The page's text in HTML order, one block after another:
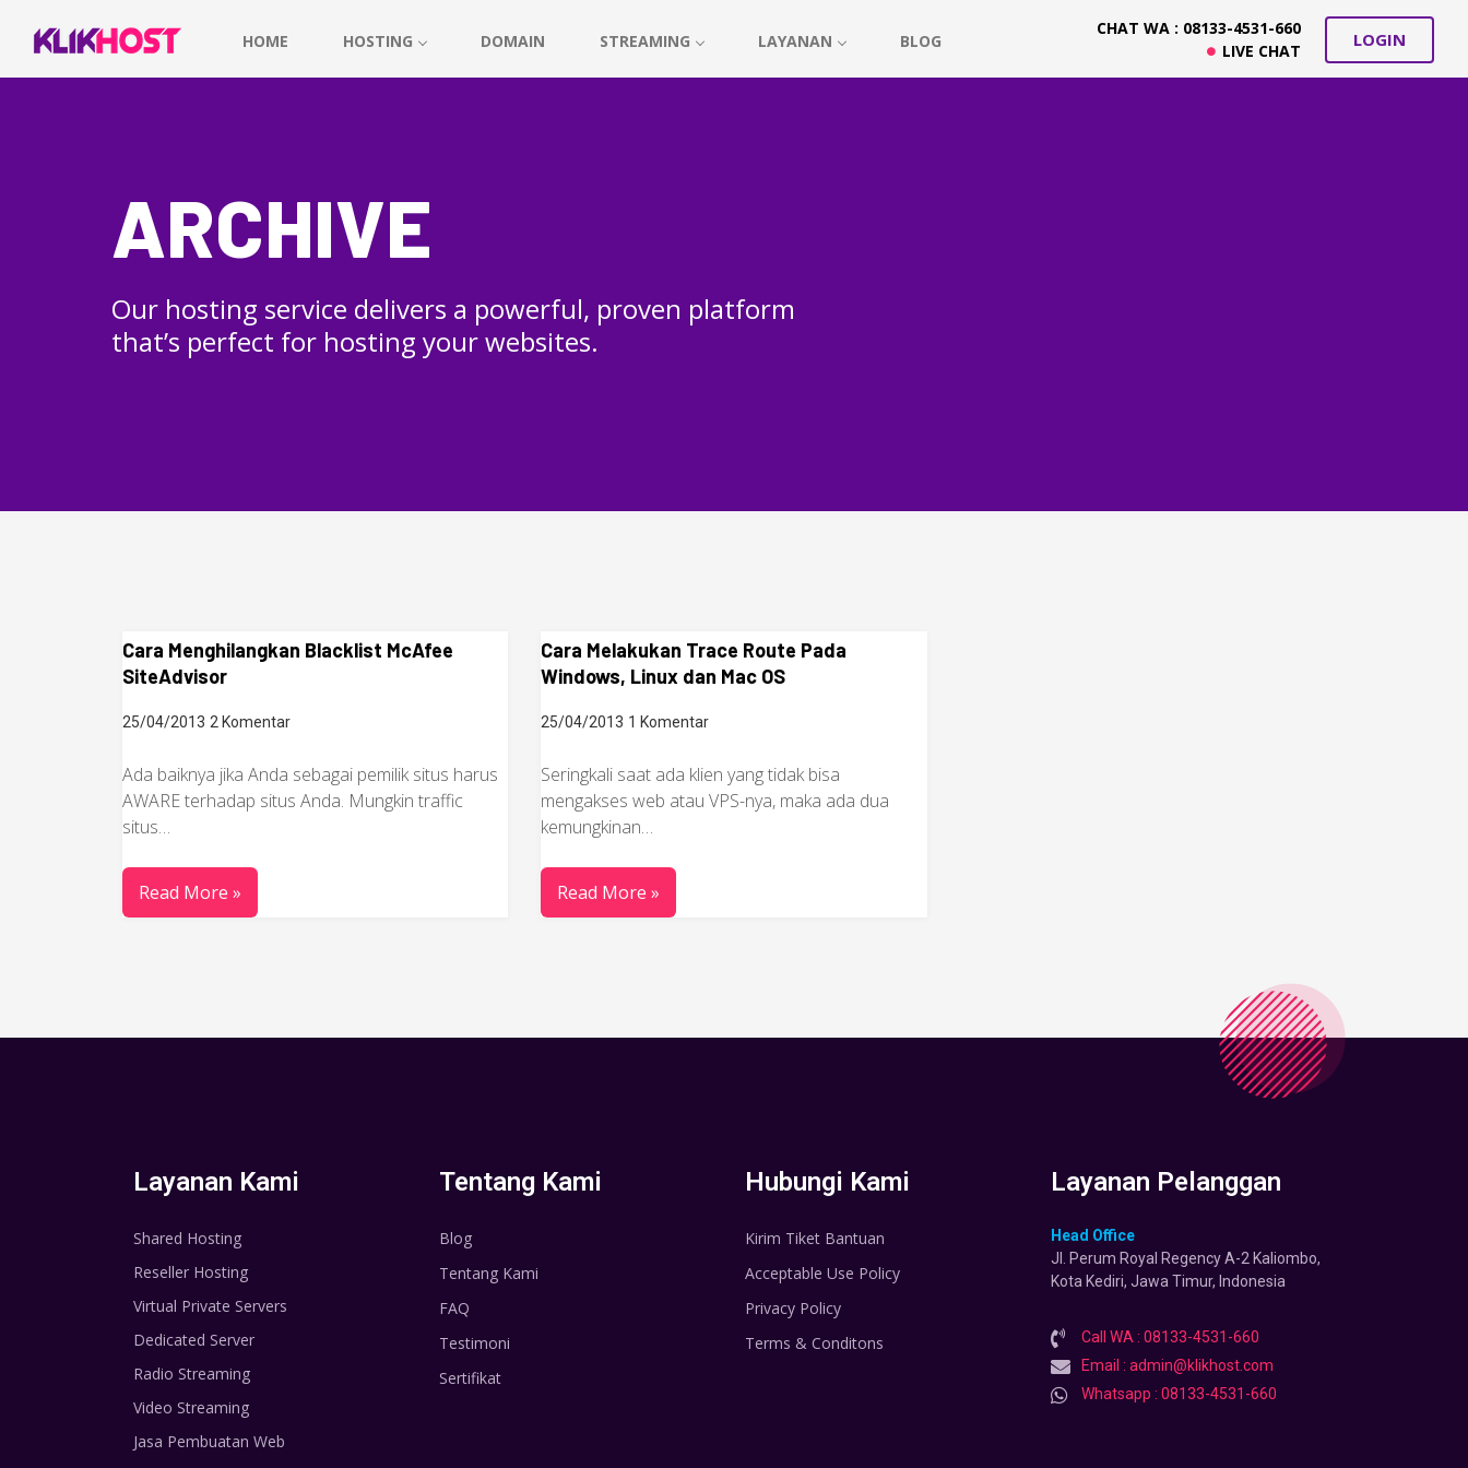
HOME HOSTING DOMAIN STREAMING LAYANAN BLOG
CHAT WA : 08133-4531-660
LIVE CHAT
LOGIN
ARCHIVE
Our hosting service delivers a powerful, proven platform
that’s perfect for hosting your websites.
Cara Menghilangkan Blacklist McAfee
SiteAdvisor
25/04/2013 2 Komentar
Ada baiknya jika Anda sebagai pemilik situs harus
AWARE terhadap situs Anda. Mungkin traffic
situs…
Read More »
Cara Melakukan Trace Route Pada
Windows, Linux dan Mac OS
25/04/2013 1 Komentar
Seringkali saat ada klien yang tidak bisa
mengakses web atau VPS-nya, maka ada dua
kemungkinan…
Read More »
Layanan Kami
Shared Hosting
Reseller Hosting
Virtual Private Servers
Dedicated Server
Radio Streaming
Video Streaming
Jasa Pembuatan Web
Tentang Kami
Blog
Tentang Kami
FAQ
Testimoni
Sertifikat
Hubungi Kami
Kirim Tiket Bantuan
Acceptable Use Policy
Privacy Policy
Terms & Conditons
Layanan Pelanggan
Head Office
Jl. Perum Royal Regency A-2 Kaliombo,
Kota Kediri, Jawa Timur, Indonesia
Call WA : 08133-4531-660
Email : admin@klikhost.com
Whatsapp : 08133-4531-660